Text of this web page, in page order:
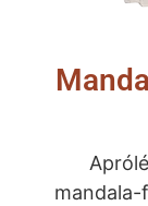
mandala-